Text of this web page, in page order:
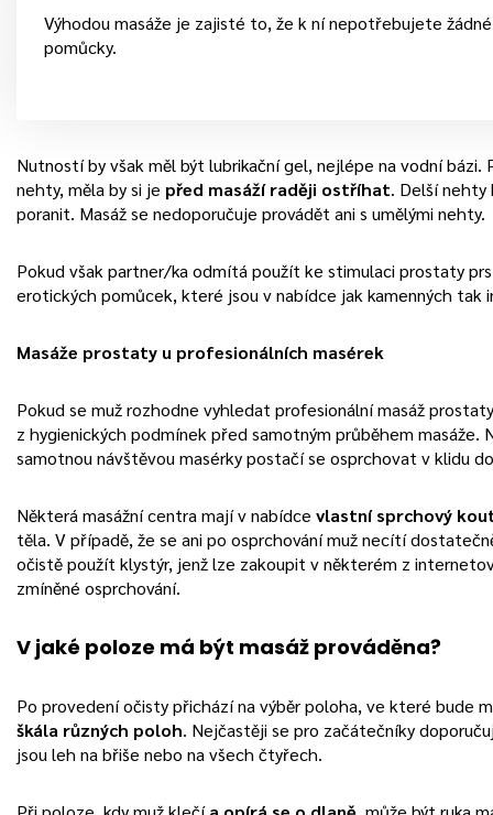
Výhodou masáže je zajisté to, že k ní nepotřebujete
pomůcky.
Nutností by však měl být lubrikační gel, nejlépe na vodní bázi.
nehty, měla by si je před masáží raději ostříhat. Delší
poranit. Masáž se nedoporučuje provádět ani s umělými nehty.
Pokud však partner/ka odmítá použít ke stimulaci prostaty
erotických pomůcek, které jsou v nabídce jak kamenných
Masáže prostaty u profesionálních masérek
Pokud se muž rozhodne vyhledat profesionální masáž
z hygienických podmínek před samotným průběhem masáže.
samotnou návštěvou masérky postačí se osprchovat v klidu
Některá masážní centra mají v nabídce vlastní sprchový
těla. V případě, že se ani po osprchování muž necítí
očistě použít klystýr, jenž lze zakoupit v některém z
zmíněné osprchování.
V jaké poloze má být masáž prováděna?
Po provedení očisty přichází na výběr poloha, ve které bude
škála různých poloh. Nejčastěji se pro začátečníky
jsou leh na břiše nebo na všech čtyřech.